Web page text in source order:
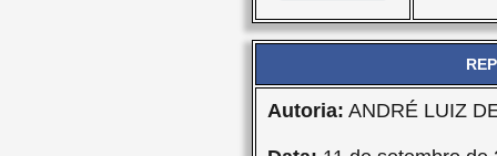
Autoria: ANDRÉ LUIZ